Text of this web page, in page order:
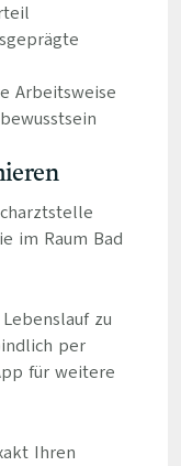
Arbeitsweise
im Raum Bad
zu
per
für weitere
Ihren